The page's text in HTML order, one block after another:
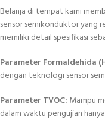
Belanja di tempat kami
sensor semikonduktor yang
memiliki detail spesifikasi
Parameter Formaldehida
dengan teknologi sensor
Parameter TVOC: Mampu
dalam waktu pengujian